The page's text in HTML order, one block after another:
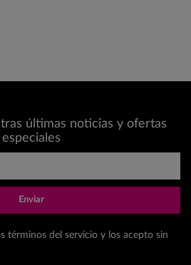
últimas noticias y ofertas
especiales
Enviar
términos del servicio y los acepto sin